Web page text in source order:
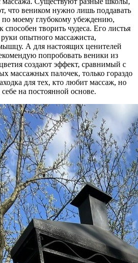
что веником нужно лишь поддавать
по моему глубокому убеждению,
творить чудеса. Его листья
опытного массажиста,
А для настоящих ценителей
попробовать веники из
создают эффект, сравнимый с
массажных палочек, только гораздо
для тех, кто любит массаж, но
на постоянной основе.